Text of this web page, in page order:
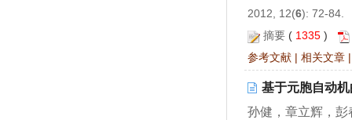
2012, 12(6): 72-84.
摘要 ( 1335)
参考文献 |相关文章
基于元胞自动
孙健，章立辉，